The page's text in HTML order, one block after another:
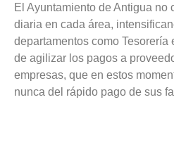
El Ayuntamiento de Antigua no
diaria en cada área,
departamentos como Tesorería
de agilizar los pagos a
empresas, que en estos
nunca del rápido pago de sus